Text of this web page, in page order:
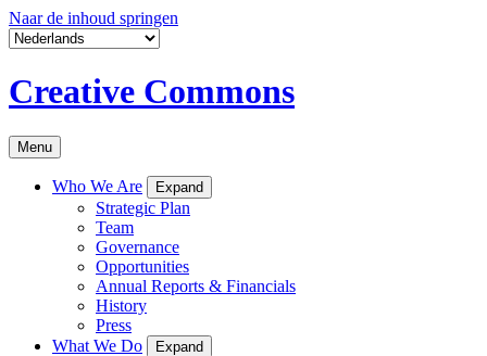
Naar de inhoud springen
Creative Commons
Menu
Who We Are Expand
Strategic Plan
Team
Governance
Opportunities
Annual Reports & Financials
History
Press
What We Do
Expand